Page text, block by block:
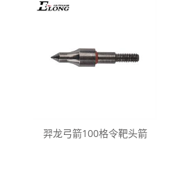
羿龙弓箭100格令靶头箭